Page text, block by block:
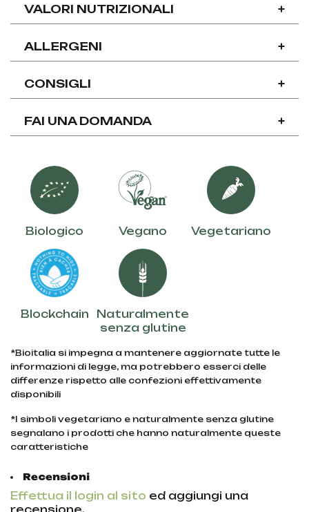
VALORI NUTRIZIONALI +
ALLERGENI +
CONSIGLI +
FAI UNA DOMANDA +
Biologico Vegano Vegetariano
Blockchain
Naturalmente
senza glutine
*Bioitalia si impegna a mantenere aggiornate tutte le
informazioni di legge, ma potrebbero esserci delle
differenze rispetto alle confezioni effettivamente
disponibili
*I simboli vegetariano e naturalmente senza glutine
segnalano i prodotti che hanno naturalmente queste
caratteristiche
Recensioni
Effettua il login al sito ed aggiungi una